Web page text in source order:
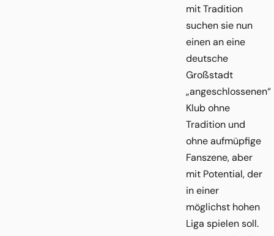
mit Tradition
suchen sie nun
einen an eine
deutsche
Großstadt
„angeschlossenen“
Klub ohne
Tradition und
ohne aufmüpfige
Fanszene, aber
mit Potential, der
in einer
möglichst hohen
Liga spielen soll.